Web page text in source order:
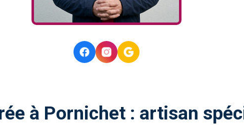
à Pornichet : artisan